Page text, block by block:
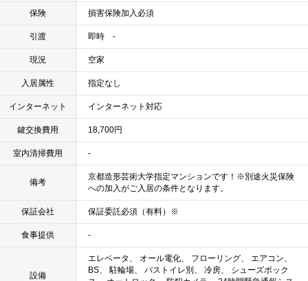
保険 損害保険加入必須
引渡 即時 -
現況 空家
入居属性 指定なし
インターネット インターネット対応
鍵交換費用 18,700円
室内清掃費用 -
備考
京都造形芸術大学指定マンションです！※別途火災保険
への加入がご入居の条件となります。
保証会社 保証委託必須（有料）※
食事提供 -
設備
エレベータ、 オール電化、 フローリング、 エアコン、
BS、 駐輪場、 バストイレ別、 冷房、 シューズボック